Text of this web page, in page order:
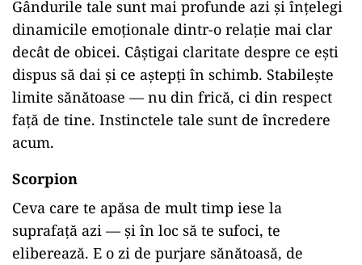
Gândurile tale sunt mai profunde azi și înțelegi
dinamicile emoționale dintr-o relație mai clar
decât de obicei. Câștigai claritate despre ce ești
dispus să dai și ce aștepți în schimb. Stabilește
limite sănătoase — nu din frică, ci din respect
față de tine. Instinctele tale sunt de încredere
acum.
Scorpion
Ceva care te apăsa de mult timp iese la
suprafață azi — și în loc să te sufoci, te
eliberează. E o zi de purjare sănătoasă, de